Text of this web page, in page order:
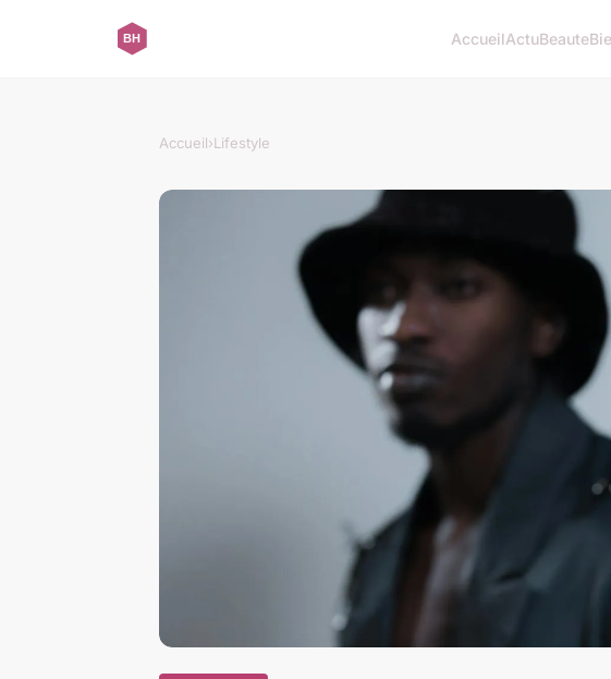
AccueilActuBeaute
Accueil›Lifestyle